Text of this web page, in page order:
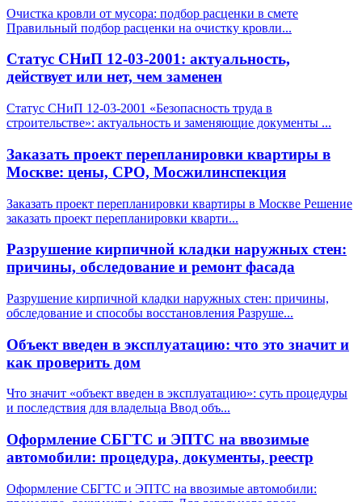
Очистка кровли от мусора: подбор расценки в смете
Правильный подбор расценки на очистку кровли...
Статус СНиП 12-03-2001: актуальность,
действует или нет, чем заменен
Статус СНиП 12-03-2001 «Безопасность труда в
строительстве»: актуальность и заменяющие документы ...
Заказать проект перепланировки квартиры в
Москве: цены, СРО, Мосжилинспекция
Заказать проект перепланировки квартиры в Москве Решение
заказать проект перепланировки кварти...
Разрушение кирпичной кладки наружных стен:
причины, обследование и ремонт фасада
Разрушение кирпичной кладки наружных стен: причины,
обследование и способы восстановления Разруше...
Объект введен в эксплуатацию: что это значит и
как проверить дом
Что значит «объект введен в эксплуатацию»: суть процедуры
и последствия для владельца Ввод объ...
Оформление СБГТС и ЭПТС на ввозимые
автомобили: процедура, документы, реестр
Оформление СБГТС и ЭПТС на ввозимые автомобили: